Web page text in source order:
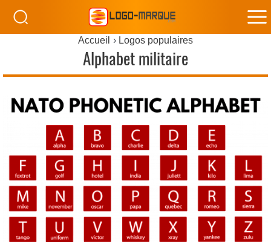
Accueil Logos populaires
Alphabet militaire